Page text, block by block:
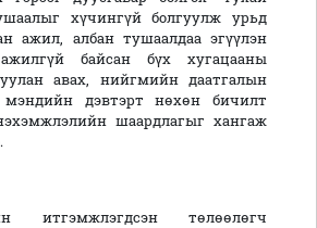
хүчингүй болгуулж урьд
ажил, албан тушаалдаа эгүүлэн
ажилгүй байсан бүх хугацааны
авах, нийгмийн даатгалын
мэндийн дэвтэрт нөхөн бичилт
шаардлагыг хангаж
итгэмжлэгдсэн төлөөлөгч